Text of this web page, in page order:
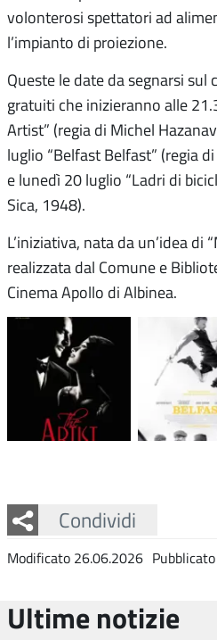
volonterosi spettatori ad
l’impianto di proiezione.
Queste le date da segnarsi sul
gratuiti che inizieranno alle
Artist” (regia di Michel
luglio “Belfast Belfast” (regia
e lunedì 20 luglio “Ladri di
Sica, 1948).
L’iniziativa, nata da un’idea di
realizzata dal Comune e
Cinema Apollo di Albinea.
Condividi
Facebook
Twitter
Whatsapp
Modificato 26.06.2026
Ultime notizie